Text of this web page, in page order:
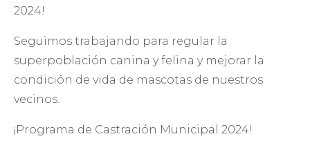
2024!
Seguimos trabajando para regular la
superpoblación canina y felina y mejorar la
condición de vida de mascotas de nuestros
vecinos.
¡Programa de Castración Municipal 2024!